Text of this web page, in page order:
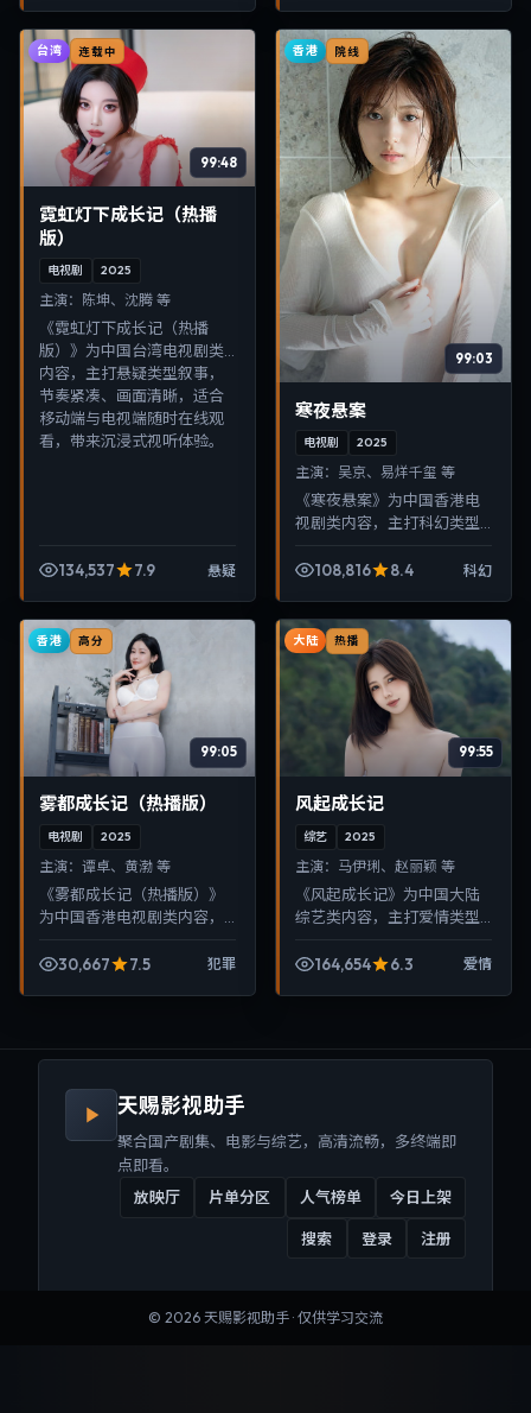
台湾 连载中
99:48
霓虹灯下成长记（热播
版）
电视剧 2025
主演： 陈坤、沈腾 等
《霓虹灯下成长记（热播
版）》为中国台湾电视剧类
内容，主打悬疑类型叙事，
节奏紧凑、画面清晰，适合
移动端与电视端随时在线观
看，带来沉浸式视听体验。
134,537 7.9 悬疑
香港 院线
99:03
寒夜悬案
电视剧 2025
主演： 吴京、易烊千玺 等
《寒夜悬案》为中国香港电
视剧类内容，主打科幻类型
晰，适合移动端与电视端随
108,816 8.4 科幻
香港 高分
99:05
雾都成长记（热播版）
电视剧 2025
主演： 谭卓、黄渤 等
《雾都成长记（热播版）》
为中国香港电视剧类内容，
凑、画面清晰，适合移动端
30,667 7.5 犯罪
大陆 热播
99:55
风起成长记
综艺 2025
主演： 马伊琍、赵丽颖 等
《风起成长记》为中国大陆
综艺类内容，主打爱情类型
晰，适合移动端与电视端随
164,654 6.3 爱情
天赐影视助手
聚合国产剧集、电影与综艺，高清流畅，多终端即
点即看。
放映厅
片单分区 人气榜单 今日上架
搜索 登录 注册
© 2026 天赐影视助手 · 仅供学习交流